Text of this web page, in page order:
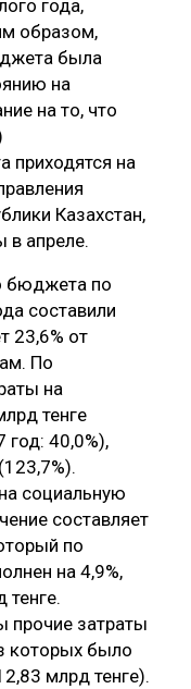
года,
образом,
была
на
на то, что
приходятся на
Казахстан,
в апреле.
бюджета по
составили
23,6% от
По
на
тенге
40,0%),
социальную
составляет
по
на 4,9%,
тенге.
затраты
которых было
млрд тенге).